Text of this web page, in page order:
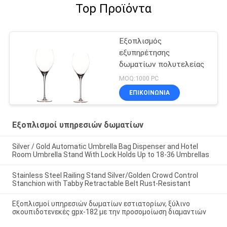
Top Προϊόντα
Εξοπλισμός
εξυπηρέτησης
δωματίων πολυτελείας
MOQ:1000 PC
ΕΠΙΚΟΙΝΩΝΊΑ
Εξοπλισμοί υπηρεσιών δωματίων
Silver / Gold Automatic Umbrella Bag Dispenser and Hotel
Room Umbrella Stand With Lock Holds Up to 18-36 Umbrellas
Stainless Steel Railing Stand Silver/Golden Crowd Control
Stanchion with Tabby Retractable Belt Rust-Resistant
Εξοπλισμοί υπηρεσιών δωματίων εστιατορίων, ξύλινο
σκουπιδοτενεκές gpx-182 με την προσομοίωση διαμαντιών